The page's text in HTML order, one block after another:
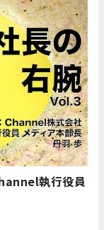
執行役員